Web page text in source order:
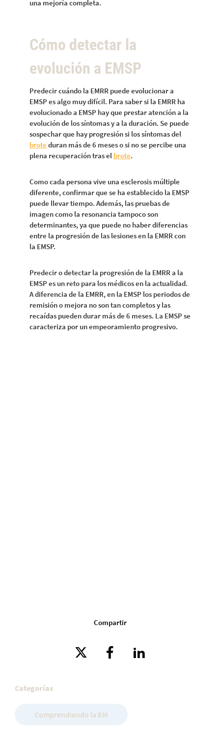
una mejoría completa.
Cómo detectar la
evolución a EMSP
Predecir cuándo la EMRR puede evolucionar a
EMSP es algo muy difícil. Para saber si la EMRR ha
evolucionado a EMSP hay que prestar atención a la
evolución de los síntomas y a la duración. Se puede
sospechar que hay progresión si los síntomas del
brote duran más de 6 meses o si no se percibe una
plena recuperación tras el brote.
Como cada persona vive una esclerosis múltiple
diferente, confirmar que se ha establecido la EMSP
puede llevar tiempo. Además, las pruebas de
imagen como la resonancia tampoco son
determinantes, ya que puede no haber diferencias
entre la progresión de las lesiones en la EMRR con
la EMSP.
Predecir o detectar la progresión de la EMRR a la
EMSP es un reto para los médicos en la actualidad.
A diferencia de la EMRR, en la EMSP los periodos de
remisión o mejora no son tan completos y las
recaídas pueden durar más de 6 meses. La EMSP se
caracteriza por un empeoramiento progresivo.
Compartir
Categorías
Comprendiendo la EM